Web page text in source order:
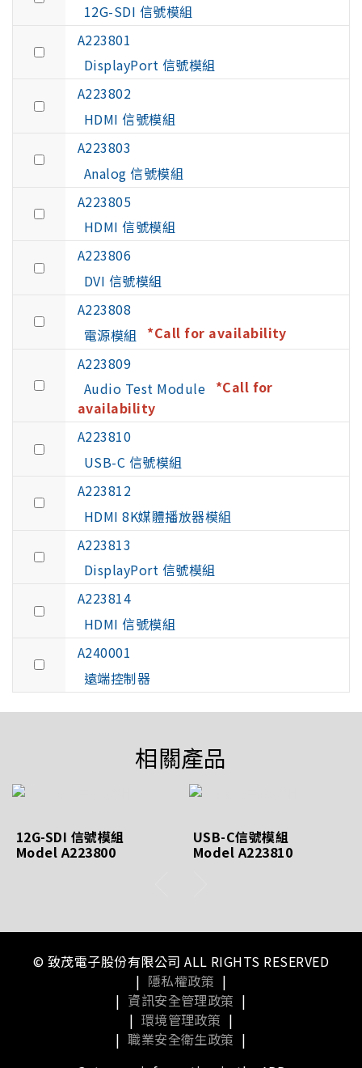
12G-SDI 信號模組
A223801
DisplayPort 信號模組
A223802
HDMI 信號模組
A223803
Analog 信號模組
A223805
HDMI 信號模組
A223806
DVI 信號模組
A223808
電源模組
*Call for availability
A223809
Audio Test Module *Call for
availability
A223810
USB-C 信號模組
A223812
HDMI 8K媒體播放器模組
A223813
DisplayPort 信號模組
A223814
HDMI 信號模組
A240001
遠端控制器
相關產品
12G-SDI 信號模組
Model A223800
USB-C信號模組
Model A223810
© 致茂電子股份有限公司 ALL RIGHTS RESERVED
| 隱私權政策 |
| 資訊安全管理政策 |
| 環境管理政策 |
| 職業安全衛生政策 |